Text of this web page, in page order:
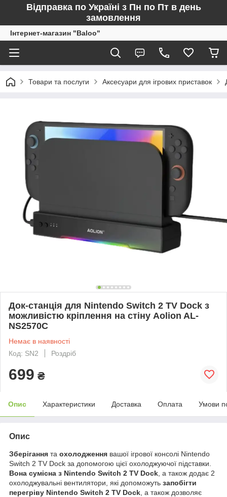
Відправка по Україні з Пн по Пт в день
замовлення
Інтернет-магазин "Baloo"
Товари та послуги Аксесуари для ігрових приставок
Док-станція для Nintendo Switch 2 TV Dock з
можливістю кріплення на стіну Aolion AL-
NS2570C
Немає в наявності
Код: SN2
Роздріб
699 ₴
Опис Характеристики Доставка Оплата Умови
Опис
Зберігання та охолодження вашої ігрової консолі Nintendo
Switch 2 TV Dock за допомогою цієї охолоджуючої підставки.
Вона сумісна з Nintendo Switch 2 TV Dock , а також додає 2
охолоджувальні вентилятори, які допоможуть запобігти
перегріву Nintendo Switch 2 TV Dock , а також дозволяє